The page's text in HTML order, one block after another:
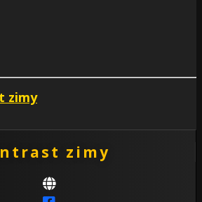
zimy
zimy